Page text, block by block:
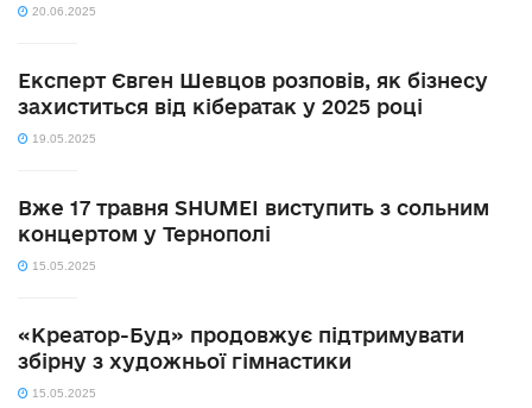
20.06.2025
Експерт Євген Шевцов розповів, як бізнесу
захиститься від кібератак у 2025 році
19.05.2025
Вже 17 травня SHUMEI виступить з сольним
концертом у Тернополі
15.05.2025
«Креатор-Буд» продовжує підтримувати
збірну з художньої гімнастики
15.05.2025